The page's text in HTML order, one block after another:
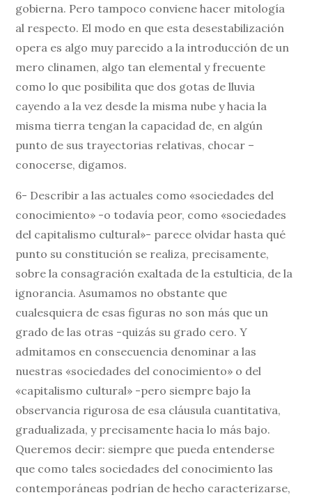
gobierna. Pero tampoco conviene hacer mitología
al respecto. El modo en que esta desestabilización
opera es algo muy parecido a la introducción de un
mero clinamen, algo tan elemental y frecuente
como lo que posibilita que dos gotas de lluvia
cayendo a la vez desde la misma nube y hacia la
misma tierra tengan la capacidad de, en algún
punto de sus trayectorias relativas, chocar –
conocerse, digamos.
6- Describir a las actuales como «sociedades del
conocimiento» -o todavía peor, como «sociedades
del capitalismo cultural»- parece olvidar hasta qué
punto su constitución se realiza, precisamente,
sobre la consagración exaltada de la estulticia, de la
ignorancia. Asumamos no obstante que
cualesquiera de esas figuras no son más que un
grado de las otras -quizás su grado cero. Y
admitamos en consecuencia denominar a las
nuestras «sociedades del conocimiento» o del
«capitalismo cultural» -pero siempre bajo la
observancia rigurosa de esa cláusula cuantitativa,
gradualizada, y precisamente hacia lo más bajo.
Queremos decir: siempre que pueda entenderse
que como tales sociedades del conocimiento las
contemporáneas podrían de hecho caracterizarse,